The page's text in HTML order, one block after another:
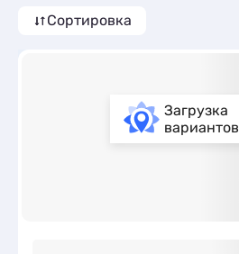
Сортировка
Загрузка